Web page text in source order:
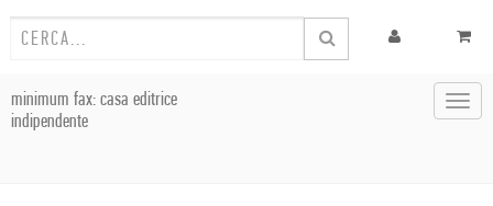
minimum fax: casa editrice
indipendente